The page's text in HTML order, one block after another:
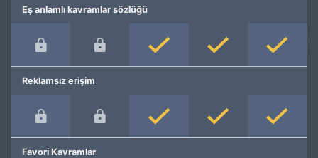
Eş anlamlı kavramlar sözlüğü
Reklamsız erişim
Favori Kavramlar